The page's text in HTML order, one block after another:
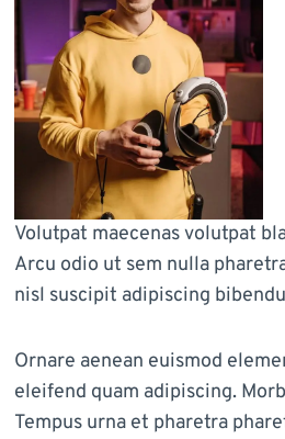
Volutpat maecenas volutpat
Arcu odio ut sem nulla
nisl suscipit adipiscing
Ornare aenean euismod
eleifend quam adipiscing.
Tempus urna et pharetra